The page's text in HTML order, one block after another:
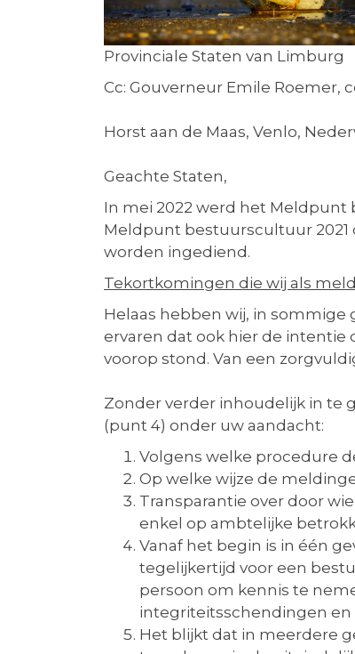
Provinciale Staten van Limburg
Cc: Gouverneur Emile Roemer,
Horst aan de Maas, Venlo,
Geachte Staten,
In mei 2022 werd het Meldpunt
Meldpunt bestuurscultuur
worden ingediend.
Tekortkomingen die wij als
Helaas hebben wij, in
ervaren dat ook hier de
voorop stond. Van een
Zonder verder inhoudelijk in te
(punt 4) onder uw aandacht:
Volgens welke procedure
Op welke wijze de
Transparantie over door
enkel op ambtelijke
Vanaf het begin is in één
tegelijkertijd voor een
persoon om kennis te
integriteitsschendingen en
Het blijkt dat in meerdere